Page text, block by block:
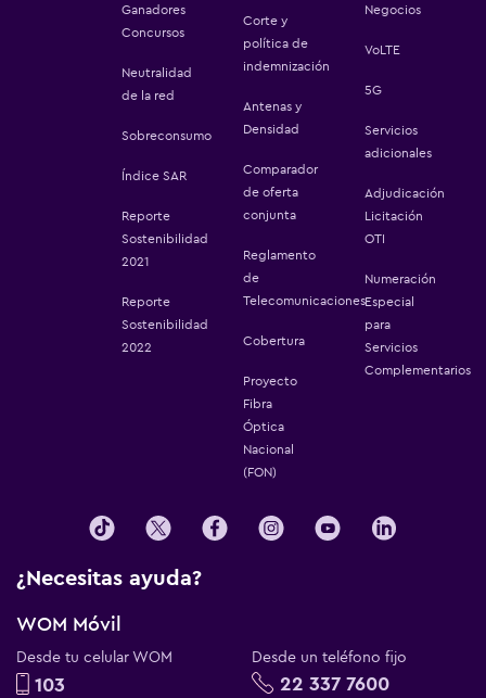
Ganadores
Concursos
Neutralidad
de la red
Sobreconsumo
Índice SAR
Reporte
Sostenibilidad
2021
Reporte
Sostenibilidad
2022
Corte y
política de
indemnización
Antenas y
Densidad
Comparador
de oferta
conjunta
Reglamento
de
Telecomunicaciones
Cobertura
Proyecto
Fibra
Óptica
Nacional
(FON)
Negocios
VoLTE
5G
Servicios
adicionales
Adjudicación
Licitación
OTI
Numeración
Especial
para
Servicios
Complementarios
¿Necesitas ayuda?
WOM Móvil
Desde tu celular WOM
103
Desde un teléfono fijo
22 337 7600